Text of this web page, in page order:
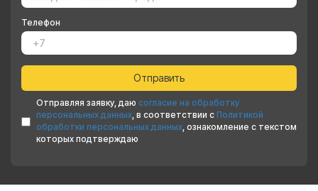
Телефон
Отправляя заявку, даю согласие на обработку
персональных данных, в соответствии с Политикой
обработки персональных данных, ознакомление с текстом
которых подтверждаю